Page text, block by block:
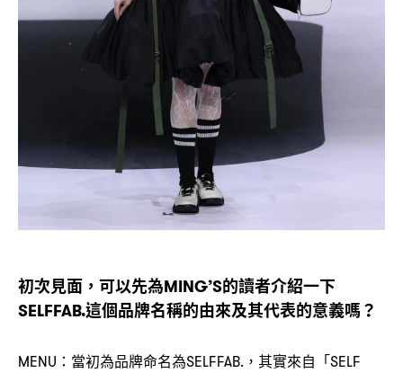
初次見面 ， 可以先為MING’S的讀者介紹一下
SELFFAB.這個品牌名稱的由來及其代表的意義嗎？
MENU： 當初為品牌命名為SELFFAB.， 其實來自「SELF